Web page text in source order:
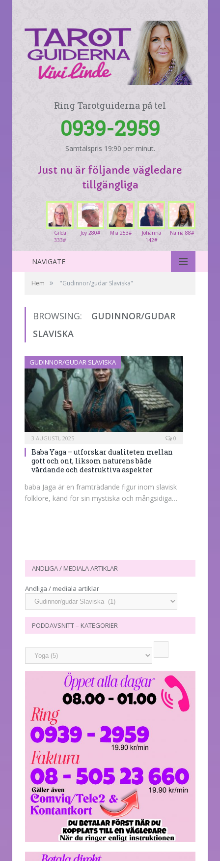
Ring Tarotguiderna på tel
0939-2959
Samtalspris 19:90 per minut.
Just nu är följande vägledare
tillgängliga
Naina 88#
Johanna
142#
Mia 253#
Joy 280#
Gilda
333#
NAVIGATE
Hem » "Gudinnor/gudar Slaviska"
BROWSING:
GUDINNOR/GUDAR
SLAVISKA
GUDINNOR/GUDAR SLAVISKA
3 AUGUSTI, 2025 0
Baba Yaga – utforskar dualiteten mellan
gott och ont, liksom naturens både
vårdande och destruktiva aspekter
baba Jaga är en framträdande figur inom slavisk
folklore, känd för sin mystiska och mångsidiga…
ANDLIGA / MEDIALA ARTIKLAR
Andliga / mediala artiklar
PODDAVSNITT – KATEGORIER